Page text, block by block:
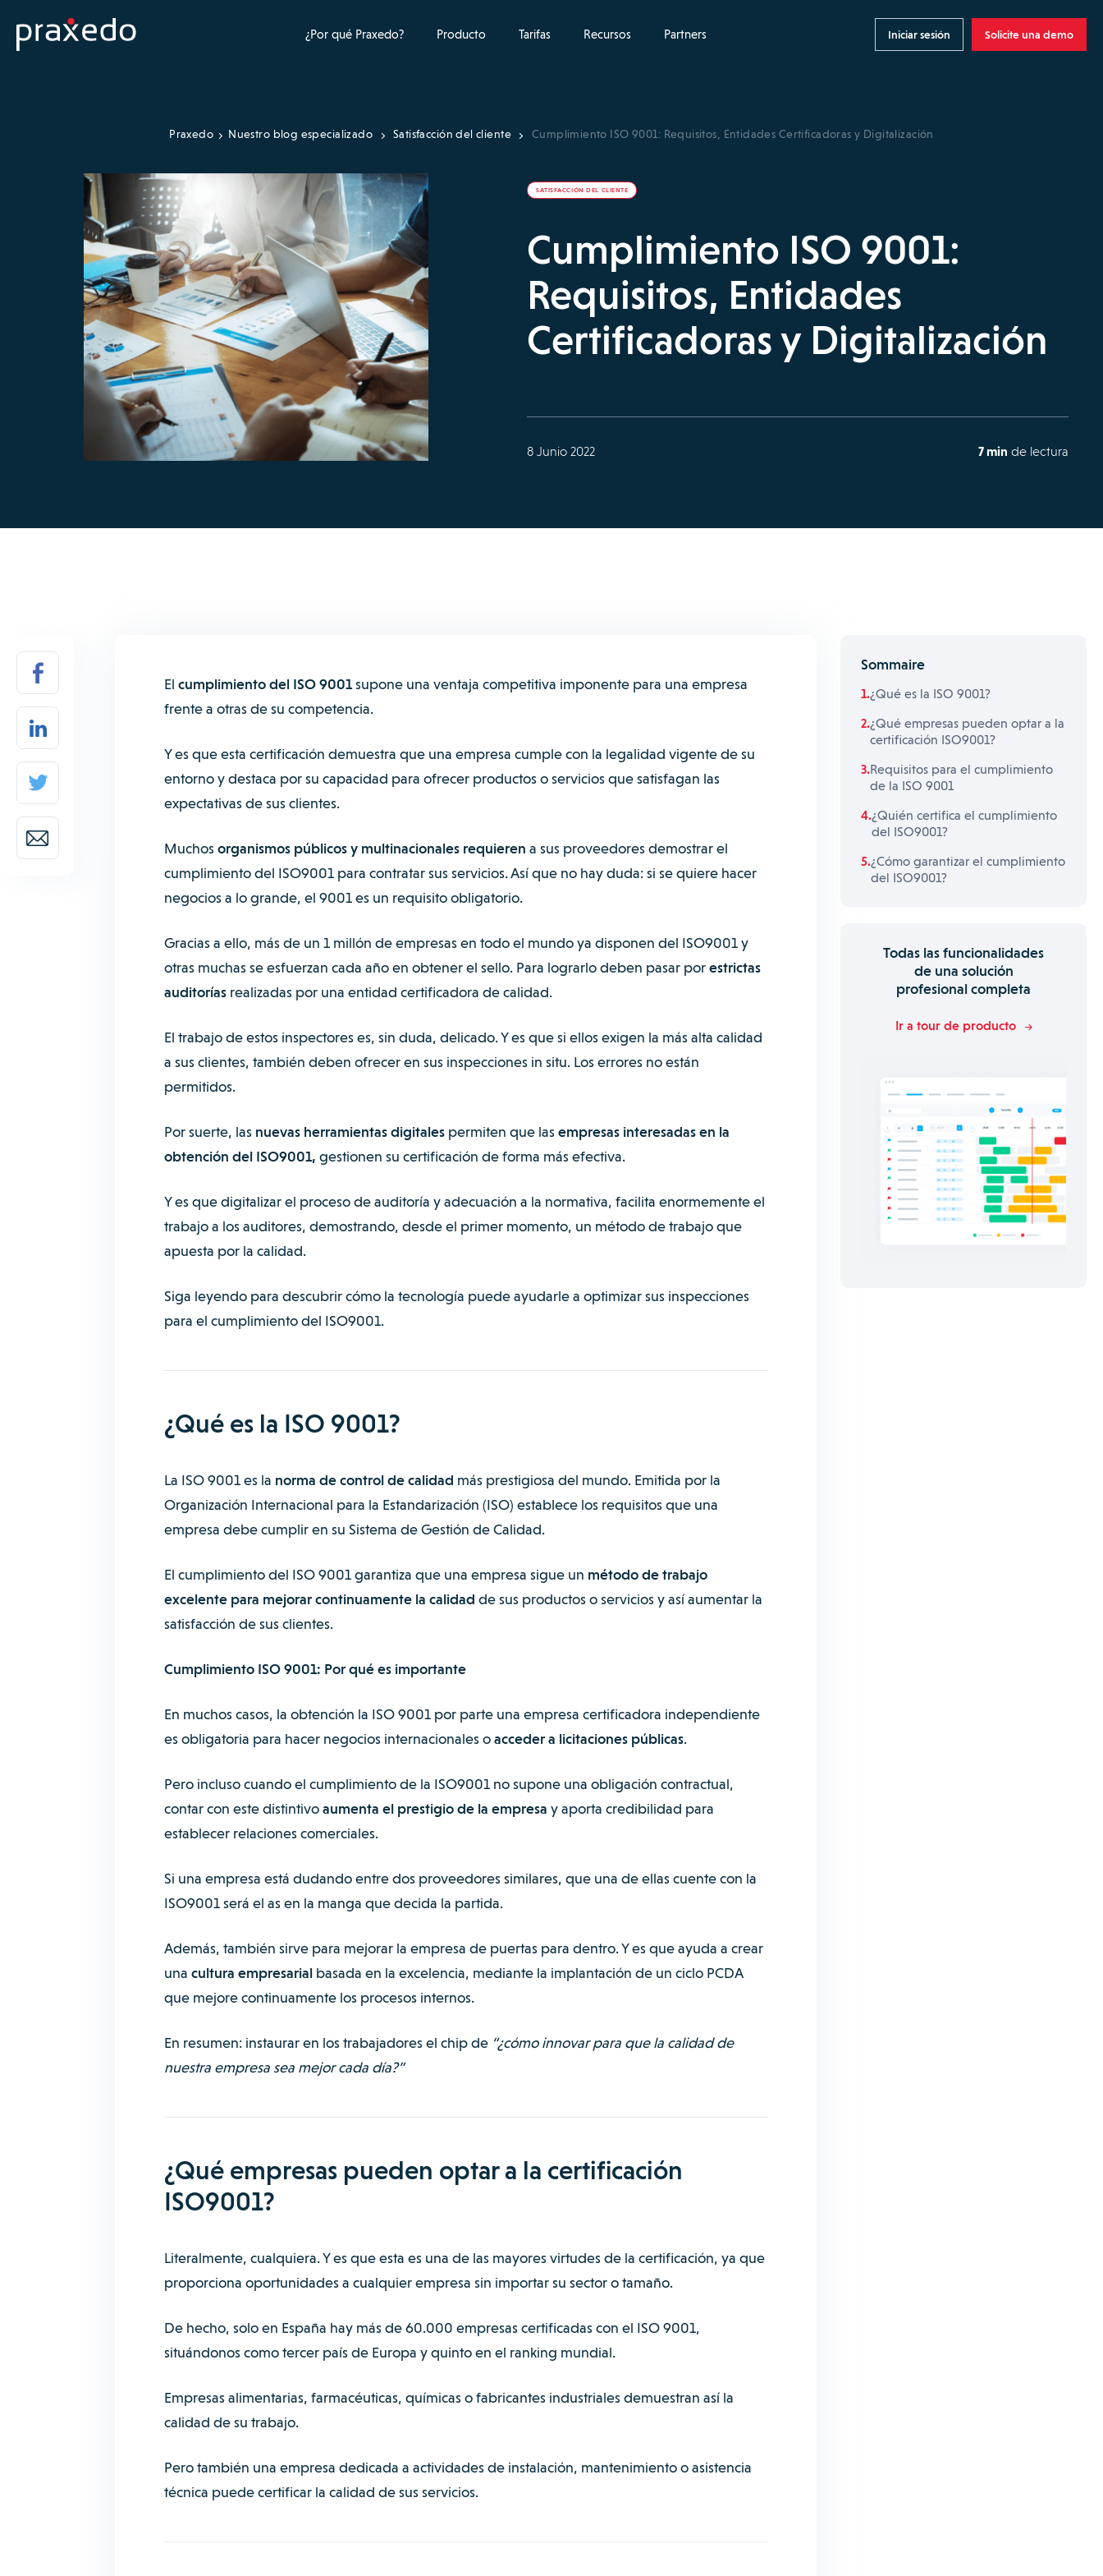
¿Por qué Praxedo? Producto Tarifas Recursos Partners Iniciar sesión Solicite una demo
Praxedo Nuestro blog especializado Satisfacción del cliente Cumplimiento ISO 9001: Requisitos, Entidades Certificadoras y Digitalización
SATISFACCIÓN DEL CLIENTE
Cumplimiento ISO 9001:
Requisitos, Entidades
Certificadoras y Digitalización
8 Junio 2022 7 min de lectura
El cumplimiento del ISO 9001supone una ventaja competitiva imponente para una empresa
frente a otras de su competencia.
Y es que esta certificación demuestra que una empresa cumple con la legalidad vigente de su
entorno y destaca por su capacidad para ofrecer productos o servicios que satisfagan las
expectativas de sus clientes.
Muchosorganismos públicos y multinacionales requieren a sus proveedores demostrar el
cumplimiento del ISO9001 para contratar sus servicios. Así que no hay duda: si se quiere hacer
negocios a lo grande, el 9001 es un requisito obligatorio.
Gracias a ello, más de un 1 millón de empresas en todo el mundo ya disponen del ISO9001 y
otras muchas se esfuerzan cada año en obtener el sello. Para lograrlo deben pasar porestrictas
auditoríasrealizadas por una entidad certificadora de calidad.
El trabajo de estos inspectores es, sin duda, delicado. Y es que si ellos exigen la más alta calidad
a sus clientes, también deben ofrecer en sus inspecciones in situ. Los errores no están
permitidos.
Por suerte, las nuevas herramientas digitalespermiten que lasempresas interesadas en la
obtención del ISO9001, gestionen su certificación de forma más efectiva.
Y es que digitalizar el proceso de auditoría y adecuación a la normativa, facilita enormemente el
trabajo a los auditores, demostrando, desde el primer momento, un método de trabajo que
apuesta por la calidad.
Siga leyendo para descubrir cómo la tecnología puede ayudarle a optimizar sus inspecciones
para el cumplimiento del ISO9001.
¿Qué es la ISO 9001?
La ISO 9001 es la norma de control de calidad más prestigiosa del mundo. Emitida por la
Organización Internacional para la Estandarización (ISO) establece los requisitos que una
empresa debe cumplir en su Sistema de Gestión de Calidad.
El cumplimiento del ISO 9001 garantiza que una empresa sigue un método de trabajo
excelente para mejorar continuamente la calidad de sus productos o servicios y así aumentar la
satisfacción de sus clientes.
Cumplimiento ISO 9001: Por qué es importante
En muchos casos, la obtención la ISO 9001 por parte una empresa certificadora independiente
es obligatoria para hacer negocios internacionales oacceder a licitaciones públicas.
Pero incluso cuando el cumplimiento de la ISO9001 no supone una obligación contractual,
contar con este distintivoaumenta el prestigio de la empresa y aporta credibilidad para
establecer relaciones comerciales.
Si una empresa está dudando entre dos proveedores similares, que una de ellas cuente con la
ISO9001 será el as en la manga que decida la partida.
Además, también sirve para mejorar la empresa de puertas para dentro. Y es que ayuda a crear
una cultura empresarialbasada en la excelencia, mediante la implantación de un ciclo PCDA
que mejore continuamente los procesos internos.
En resumen: instaurar en los trabajadores el chip de “¿cómo innovar para que la calidad de
nuestra empresa sea mejor cada día?”
¿Qué empresas pueden optar a la certificación
ISO9001?
Literalmente, cualquiera. Y es que esta es una de las mayores virtudes de la certificación, ya que
proporciona oportunidades a cualquier empresa sin importar su sector o tamaño.
De hecho, solo en España hay más de 60.000 empresas certificadas con el ISO 9001,
situándonos como tercer país de Europa y quinto en el ranking mundial.
Empresas alimentarias, farmacéuticas, químicas o fabricantes industriales demuestran así la
calidad de su trabajo.
Pero también una empresa dedicada a actividades de instalación, mantenimiento o asistencia
técnica puede certificar la calidad de sus servicios.
Sommaire
¿Qué es la ISO 9001?
¿Qué empresas pueden optar a la
certificación ISO9001?
Requisitos para el cumplimiento
de la ISO 9001
¿Quién certifica el cumplimiento
del ISO9001?
¿Cómo garantizar el cumplimiento
del ISO9001?
Todas las funcionalidades
de una solución
profesional completa
Ir a tour de producto